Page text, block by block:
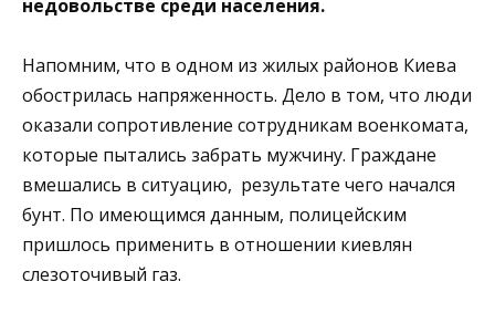
недовольстве среди населения.
Напомним, что в одном из жилых районов Киева
обострилась напряженность. Дело в том, что люди
оказали сопротивление сотрудникам военкомата,
которые пытались забрать мужчину. Граждане
вмешались в ситуацию, результате чего начался
бунт. По имеющимся данным, полицейским
пришлось применить в отношении киевлян
слезоточивый газ.